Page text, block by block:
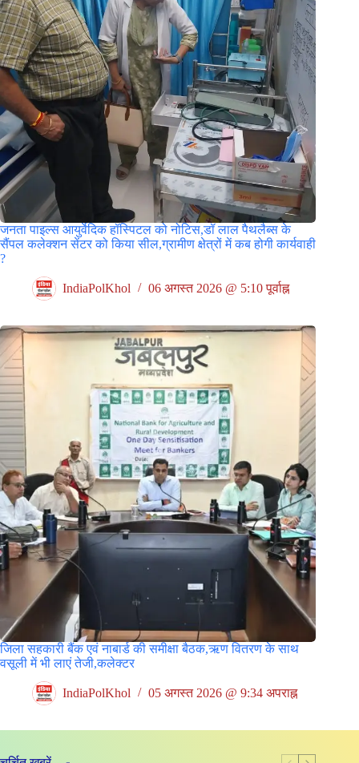
जनता पाइल्स आयुर्वेदिक हॉस्पिटल को नोटिस,डॉ लाल पैथलैब्स के
सैंपल कलेक्शन सेंटर को किया सील,ग्रामीण क्षेत्रों में कब होगी कार्यवाही
?
IndiaPolKhol 06 अगस्त 2026 @ 5:10 पूर्वाह्न
जिला सहकारी बैंक एवं नाबार्ड की समीक्षा बैठक,ऋण वितरण के साथ
वसूली में भी लाएं तेजी,कलेक्टर
IndiaPolKhol 05 अगस्त 2026 @ 9:34 अपराह्न